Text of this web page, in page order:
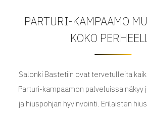
PARTURI-KAMPAAMO
KOKO
Salonki Bastetiin ovat tervetulleita
Parturi-kampaamon palveluissa näkyy
ja hiuspohjan hyvinvointi. Erilaisten